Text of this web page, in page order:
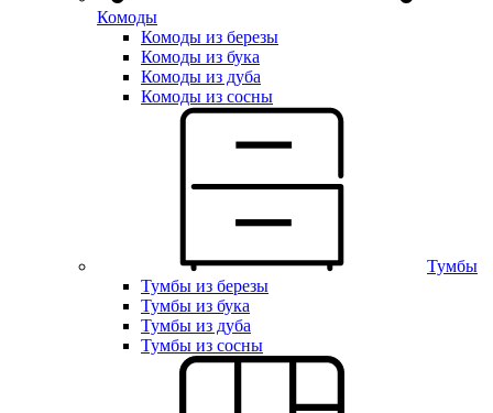
Комоды
Комоды из березы
Комоды из бука
Комоды из дуба
Комоды из сосны
Тумбы
Тумбы из березы
Тумбы из бука
Тумбы из дуба
Тумбы из сосны